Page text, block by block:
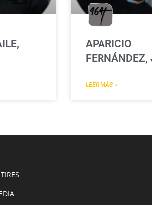
APARICIO
FERNÁNDEZ,
LEER MÁS »